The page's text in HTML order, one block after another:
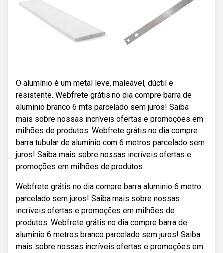
O alumínio é um metal leve, maleável, dúctil e
resistente. Webfrete grátis no dia compre barra de
aluminio branco 6 mts parcelado sem juros! Saiba
mais sobre nossas incríveis ofertas e promoções em
milhões de produtos. Webfrete grátis no dia compre
barra tubular de aluminio com 6 metros parcelado sem
juros! Saiba mais sobre nossas incríveis ofertas e
promoções em milhões de produtos.
Webfrete grátis no dia compre barra aluminio 6 metro
parcelado sem juros! Saiba mais sobre nossas
incríveis ofertas e promoções em milhões de
produtos. Webfrete grátis no dia compre barra de
aluminio 6 metros branco parcelado sem juros! Saiba
mais sobre nossas incríveis ofertas e promoções em